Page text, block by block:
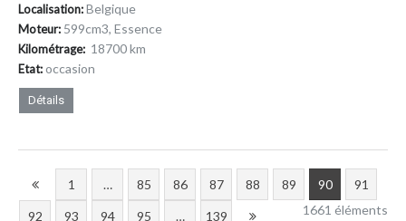
Localisation:Belgique
Moteur: 599cm3, Essence
Kilométrage: 18700 km
Etat:occasion
Détails
1 … 85 86 87 88 89 90 91
92 93 94 95 … 139 1661 éléments